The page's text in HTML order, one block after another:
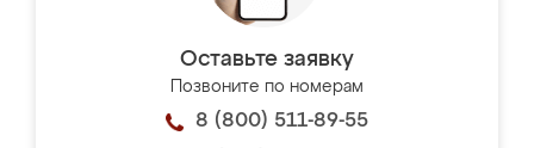
Оставьте заявку
Позвоните по номерам
8 (800) 511-89-55